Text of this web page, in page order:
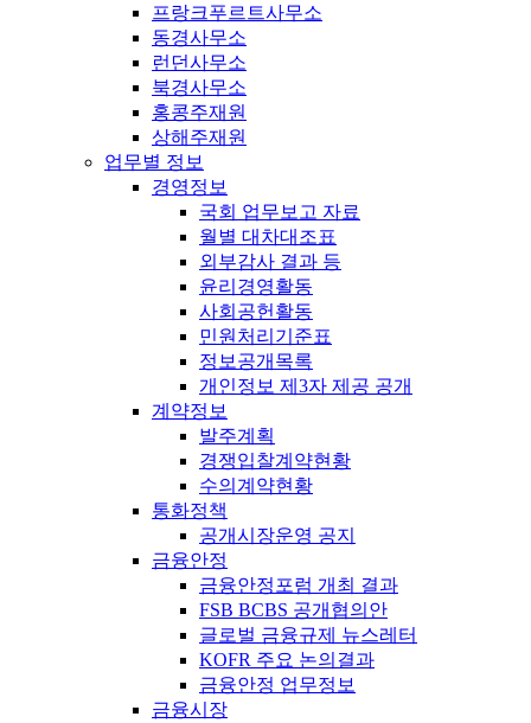
프랑크푸르트사무소
동경사무소
런던사무소
북경사무소
홍콩주재원
상해주재원
업무별 정보
경영정보
국회 업무보고 자료
월별 대차대조표
외부감사 결과 등
윤리경영활동
사회공헌활동
민원처리기준표
정보공개목록
개인정보 제3자 제공 공개
계약정보
발주계획
경쟁입찰계약현황
수의계약현황
통화정책
공개시장운영 공지
금융안정
금융안정포럼 개최 결과
FSB BCBS 공개협의안
글로벌 금융규제 뉴스레터
KOFR 주요 논의결과
금융안정 업무정보
금융시장